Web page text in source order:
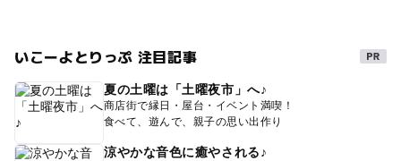
いこーよとりっぷ 注目記事
夏の土曜は「土曜夜市」へ♪
商店街で縁日・屋台・イベント満喫！
食べて、遊んで、親子の思い出作り
涼やかな音色に癒やされる♪